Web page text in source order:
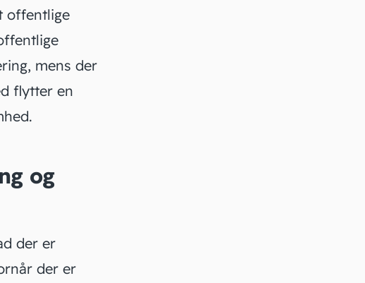
offentlige
mens der
flytter en
og
der er
der er